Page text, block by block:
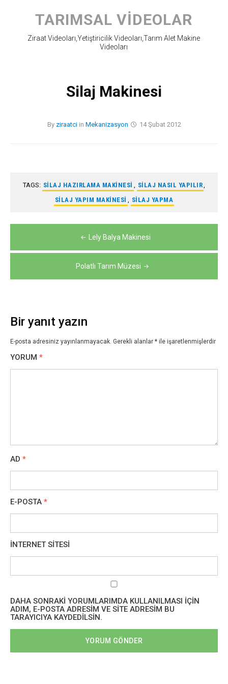
content
TARIMSAL VIDEOLAR
Ziraat Videoları,Yetiştiricilik Videoları,Tarım Alet Makine
Videoları
Silaj Makinesi
By ziraatciin Mekanizasyon 14 Şubat 2012
TAGS: SILAJ HAZIRLAMA MAKINESI , SILAJ NASIL YAPILIR,
SILAJ YAPIM MAKINESI , SILAJ YAPMA
gezinmesi
Lely Balya Makinesi
Polatlı Tarım Müzesi
Bir yanıt yazın
E-posta adresiniz yayınlanmayacak. Gerekli alanlar * ile işaretlenmişlerdir
YORUM *
AD *
E-POSTA *
İNTERNET SITESI
DAHA SONRAKI YORUMLARIMDA KULLANILMASI IÇIN
ADIM, E-POSTA ADRESIM VE SITE ADRESIM BU
TARAYICIYA KAYDEDILSIN.